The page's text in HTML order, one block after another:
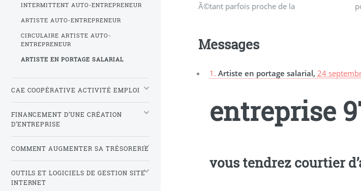
Ã©tant parfois proche de la
portage salarial ou encore le statut
Messages
1. Artiste en portage salarial, 24
entreprise
vous tendrez courtier
INTERMITTENT AUTO-ENTREPRENEUR
ARTISTE AUTO-ENTREPRENEUR
CIRCULAIRE ARTISTE AUTO-
ENTREPRENEUR
ARTISTE EN PORTAGE SALARIAL
CAE COOPÉRATIVE ACTIVITÉ EMPLOI
FINANCEMENT D’UNE CRÉATION
D’ENTREPRISE
COMMENT AUGMENTER SA TRÉSORERIE
OUTILS ET LOGICIELS DE GESTION SITE
INTERNET